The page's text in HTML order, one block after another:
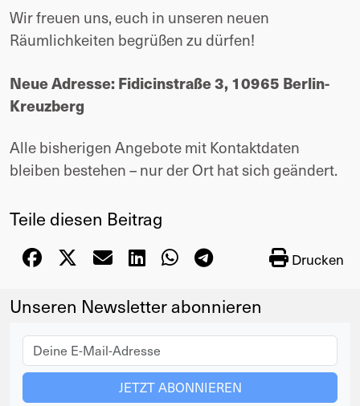
Wir freuen uns, euch in unseren neuen
Räumlichkeiten begrüßen zu dürfen!
Neue Adresse: Fidicinstraße 3, 10965 Berlin-
Kreuzberg
Alle bisherigen Angebote mit Kontaktdaten
bleiben bestehen – nur der Ort hat sich geändert.
Teile diesen Beitrag
Drucken
Unseren Newsletter abonnieren